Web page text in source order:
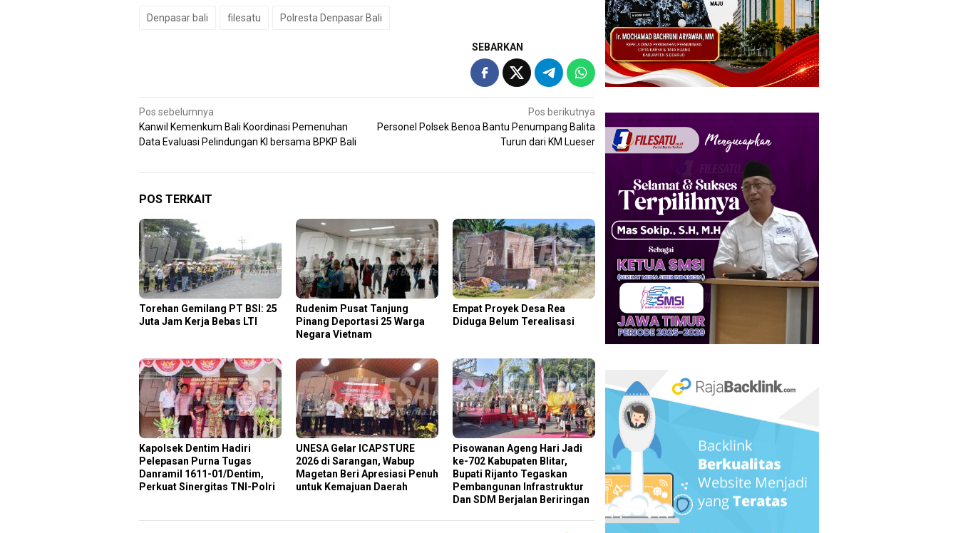
Denpasar bali filesatu Polresta Denpasar Bali
SEBARKAN
Navigasi
pos
Pos sebelumnya
Kanwil Kemenkum Bali Koordinasi Pemenuhan
Data Evaluasi Pelindungan KI bersama BPKP Bali
Pos berikutnya
Personel Polsek Benoa Bantu Penumpang Balita
Turun dari KM Lueser
POS TERKAIT
Torehan Gemilang PT BSI: 25
Juta Jam Kerja Bebas LTI
Rudenim Pusat Tanjung
Pinang Deportasi 25 Warga
Negara Vietnam
Empat Proyek Desa Rea
Diduga Belum Terealisasi
Kapolsek Dentim Hadiri
Pelepasan Purna Tugas
Danramil 1611-01/Dentim,
Perkuat Sinergitas TNI-Polri
‎UNESA Gelar ICAPSTURE
2026 di Sarangan, Wabup
Magetan Beri Apresiasi Penuh
untuk Kemajuan Daerah
Pisowanan Ageng Hari Jadi
ke-702 Kabupaten Blitar,
Bupati Rijanto Tegaskan
Pembangunan Infrastruktur
Dan SDM Berjalan Beriringan